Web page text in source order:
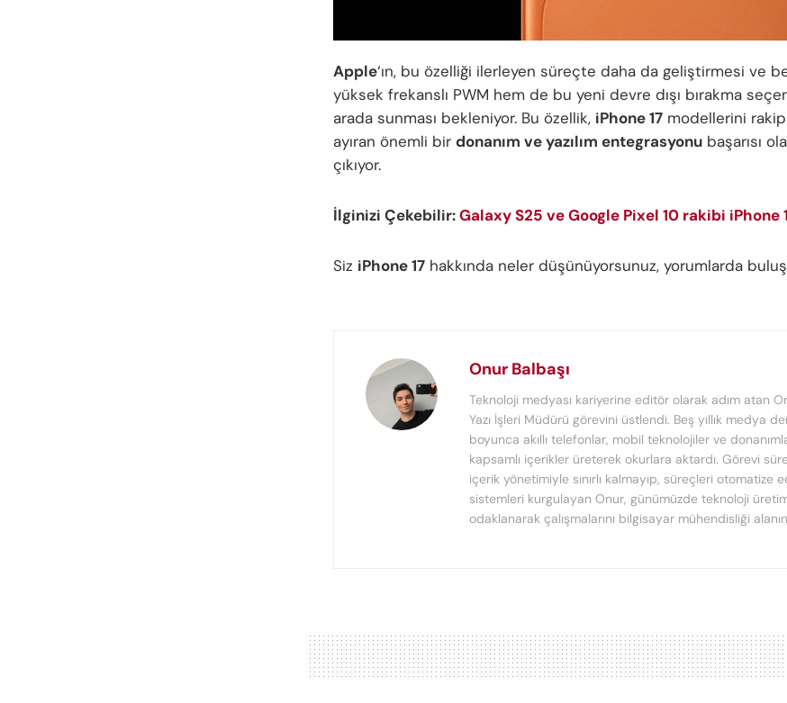
Apple‘ın, bu özelliği ilerleyen süreçte daha da geliştirmesi ve
yüksek frekanslı PWM hem de bu yeni devre dışı bırakma
arada sunması bekleniyor. Bu özellik, iPhone 17 modellerini
ayıran önemli bir donanım ve yazılım entegrasyonu başarısı
çıkıyor.
İlginizi Çekebilir:Galaxy S25 ve Google Pixel 10 rakibi iPhone
Siz iPhone 17 hakkında neler düşünüyorsunuz, yorumlarda
Onur Balbaşı
Teknoloji medyası kariyerine editör olarak adım atan
Yazı İşleri Müdürü görevini üstlendi. Beş yıllık medya
boyunca akıllı telefonlar, mobil teknolojiler ve
kapsamlı içerikler üreterek okurlara aktardı. Görevi
içerik yönetimiyle sınırlı kalmayıp, süreçleri otomatize
sistemleri kurgulayan Onur, günümüzde teknoloji
odaklanarak çalışmalarını bilgisayar mühendisliği